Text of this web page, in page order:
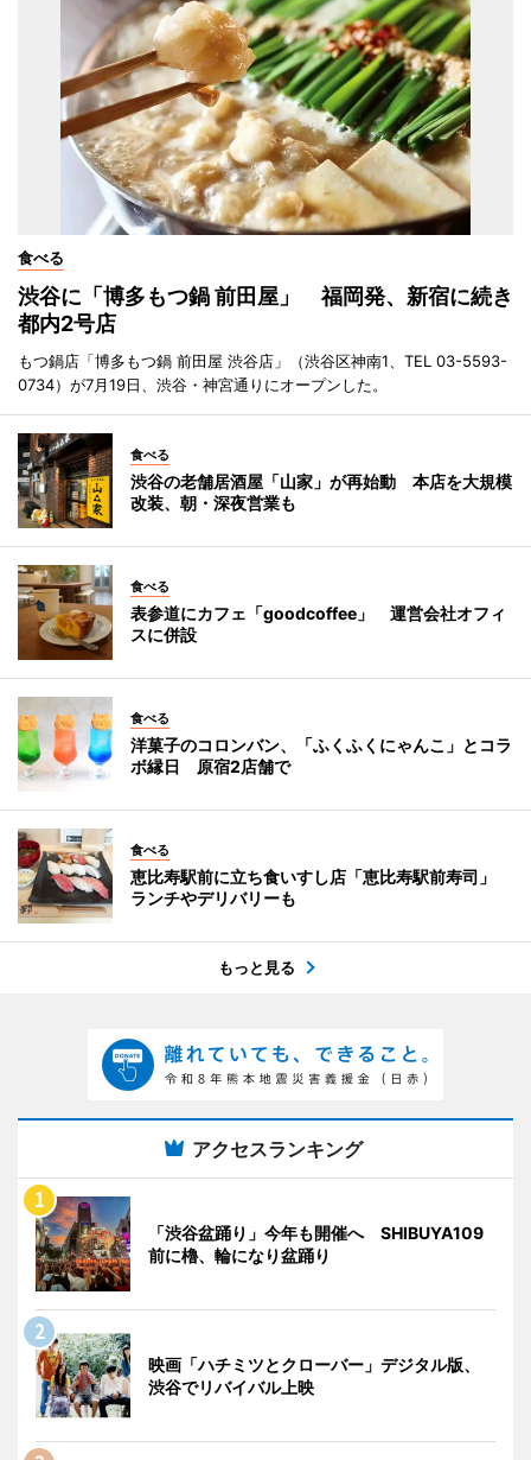
食べる
渋谷に「博多もつ鍋 前田屋」 福岡発、新宿に続き
都内2号店
もつ鍋店「博多もつ鍋 前田屋 渋谷店」（渋谷区神南1、TEL 03-5593-
0734）が7月19日、渋谷・神宮通りにオープンした。
食べる
渋谷の老舗居酒屋「山家」が再始動 本店を大規模
改装、朝・深夜営業も
食べる
表参道にカフェ「goodcoffee」 運営会社オフィ
スに併設
食べる
洋菓子のコロンバン、「ふくふくにゃんこ」とコラ
ボ縁日 原宿2店舗で
食べる
恵比寿駅前に立ち食いすし店「恵比寿駅前寿司」
ランチやデリバリーも
もっと見る
アクセスランキング
「渋谷盆踊り」今年も開催へ SHIBUYA109
前に櫓、輪になり盆踊り
映画「ハチミツとクローバー」デジタル版、
渋谷でリバイバル上映